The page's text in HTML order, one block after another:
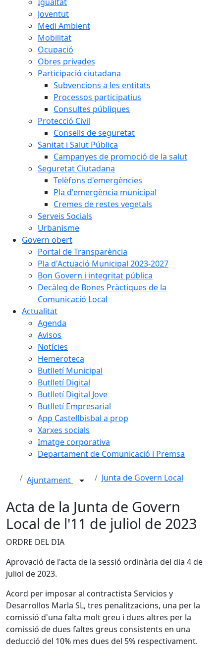
Joventut
Medi Ambient
Mobilitat
Ocupació
Obres privades
Participació ciutadana
Subvencions a les entitats
Processos participatius
Consultes públiques
Protecció Civil
Consells de seguretat
Sanitat i Salut Pública
Campanyes de promoció de la salut
Seguretat Ciutadana
Telèfons d'emergències
Pla d'emergència municipal
Cremes de restes vegetals
Serveis Socials
Urbanisme
Govern obert
Portal de Transparència
Pla d'Actuació Municipal 2023-2027
Bon Govern i integritat pública
Decàleg de Bones Pràctiques de la
Comunicació Local
Actualitat
Agenda
Avisos
Notícies
Hemeroteca
Butlletí Municipal
Butlletí Digital
Butlletí Digital Jove
Butlletí Empresarial
App Castellbisbal a prop
Xarxes socials
Imatge corporativa
Departament de Comunicació i Premsa
Ajuntament Junta de Govern Local
Acta de la Junta de Govern
Local de l'11 de juliol de 2023
ORDRE DEL DIA
Aprovació de l'acta de la sessió ordinària del dia 4 de
juliol de 2023.
Acord per imposar al contractista Servicios y
Desarrollos Marla SL, tres penalitzacions, una per la
comissió d'una falta molt greu i dues altres per la
comissió de dues faltes greus consistents en una
deducció del 10% mes dues del 5% respectivament.